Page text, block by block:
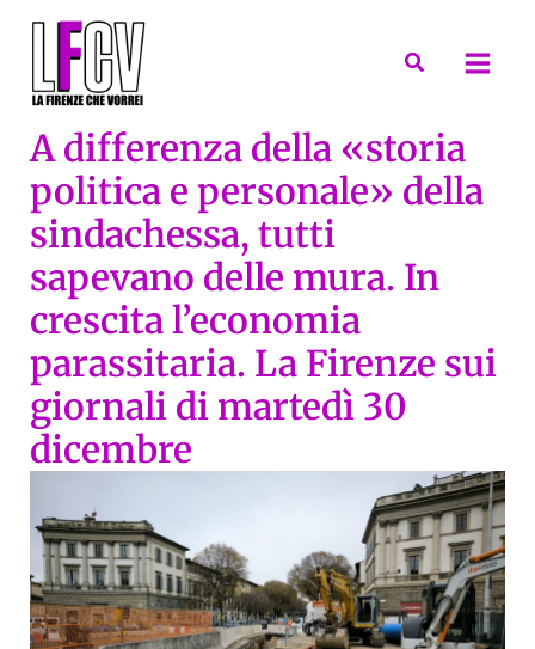
Cerca
A differenza della «storia
politica e personale» della
sindachessa, tutti
sapevano delle mura. In
crescita l’economia
parassitaria. La Firenze sui
giornali di martedì 30
dicembre